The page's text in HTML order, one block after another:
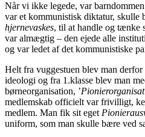
Når vi ikke legede, var
var et kommunistisk diktatur, skulle
hjernevaskes, til at handle og tænke
var almægtig – den ejede alle
og var ledet af det kommunistiske
Helt fra vuggestuen blev man
ideologi og fra 1.klasse blev man
børneorganisation, ’
medlemskab officielt var frivilligt,
medlem. Man fik sit eget
uniform, som man skulle bære ved